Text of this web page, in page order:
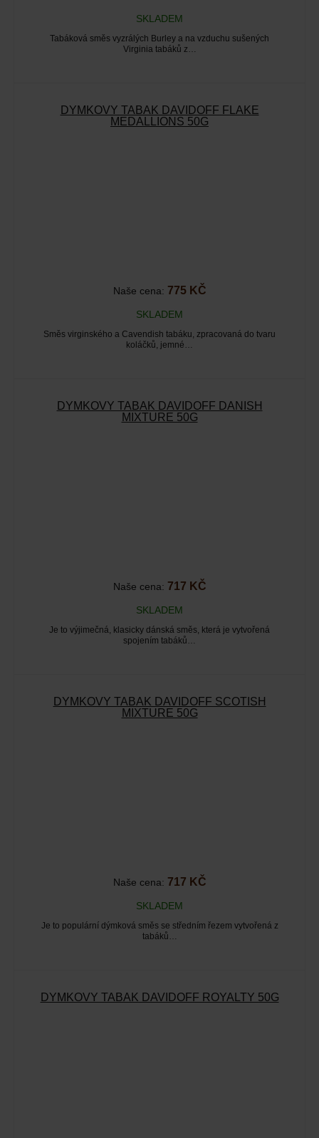
SKLADEM
Tabáková směs vyzrálých Burley a na vzduchu sušených
Virginia tabáků z…
DÝMKOVÝ TABÁK DAVIDOFF FLAKE
MEDALLIONS 50G
Naše cena: 775 KČ
SKLADEM
Směs virginského a Cavendish tabáku, zpracovaná do tvaru
koláčků, jemné…
DÝMKOVÝ TABÁK DAVIDOFF DANISH
MIXTURE 50G
Naše cena: 717 KČ
SKLADEM
Je to výjimečná, klasicky dánská směs, která je vytvořená
spojením tabáků…
DÝMKOVÝ TABÁK DAVIDOFF SCOTISH
MIXTURE 50G
Naše cena: 717 KČ
SKLADEM
Je to populární dýmková směs se středním řezem vytvořená z
tabáků…
DÝMKOVÝ TABÁK DAVIDOFF ROYALTY 50G